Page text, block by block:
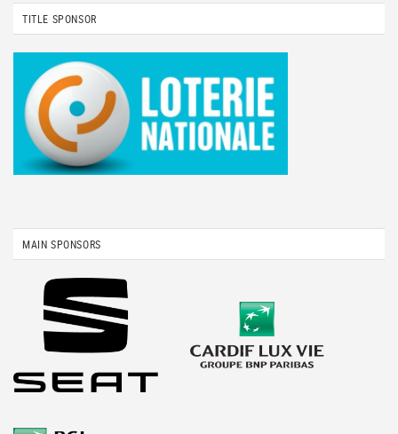
TITLE SPONSOR
MAIN SPONSORS